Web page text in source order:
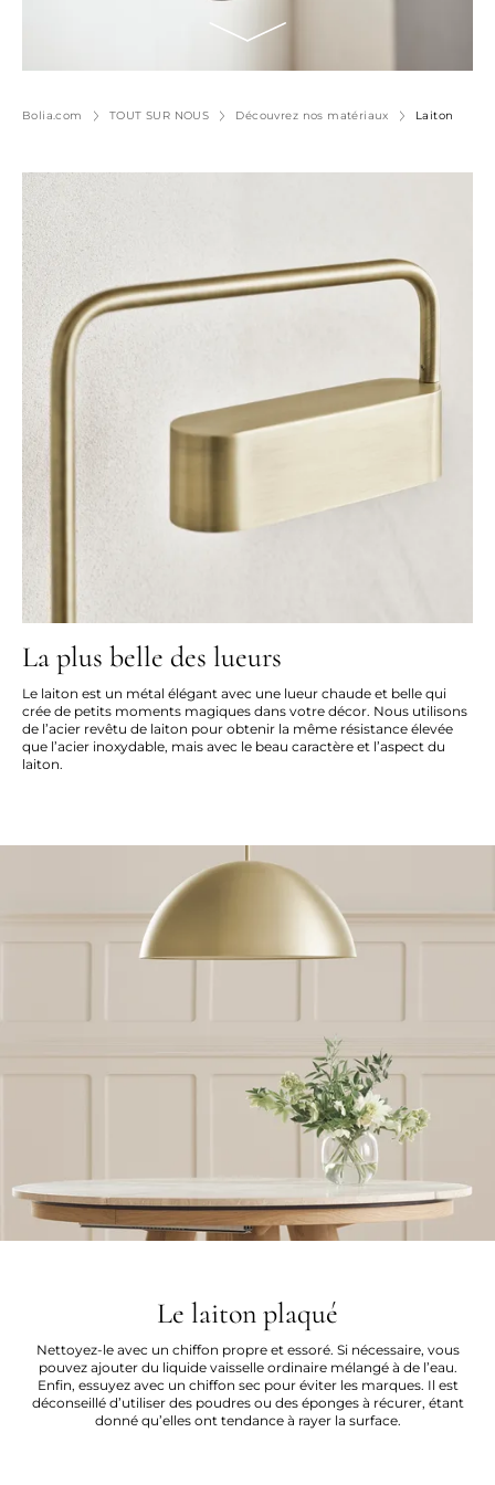
Bolia.com TOUT SUR NOUS Découvrez nos matériaux Laiton
La plus belle des lueurs
Le laiton est un métal élégant avec une lueur chaude et belle qui
crée de petits moments magiques dans votre décor. Nous utilisons
de l’acier revêtu de laiton pour obtenir la même résistance élevée
que l’acier inoxydable, mais avec le beau caractère et l’aspect du
laiton.
Le laiton plaqué
Nettoyez-le avec un chiffon propre et essoré. Si nécessaire, vous
pouvez ajouter du liquide vaisselle ordinaire mélangé à de l’eau.
Enfin, essuyez avec un chiffon sec pour éviter les marques. Il est
déconseillé d’utiliser des poudres ou des éponges à récurer, étant
donné qu’elles ont tendance à rayer la surface.